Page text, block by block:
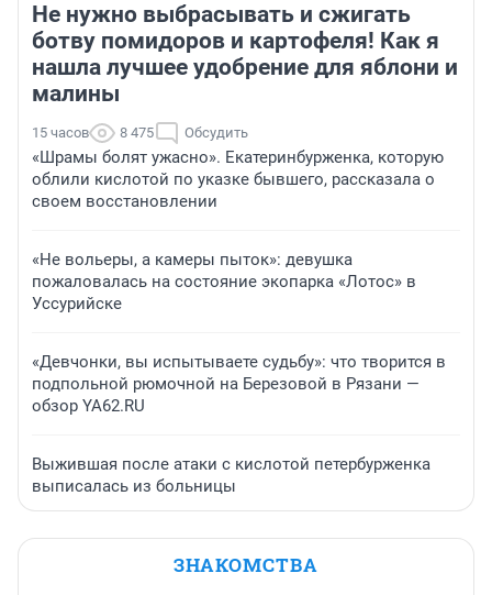
Не нужно выбрасывать и сжигать
ботву помидоров и картофеля! Как я
нашла лучшее удобрение для яблони и
малины
15 часов 8 475 Обсудить
«Шрамы болят ужасно». Екатеринбурженка, которую
облили кислотой по указке бывшего, рассказала о
своем восстановлении
«Не вольеры, а камеры пыток»: девушка
пожаловалась на состояние экопарка «Лотос» в
Уссурийске
«Девчонки, вы испытываете судьбу»: что творится в
подпольной рюмочной на Березовой в Рязани —
обзор YA62.RU
Выжившая после атаки с кислотой петербурженка
выписалась из больницы
ЗНАКОМСТВА